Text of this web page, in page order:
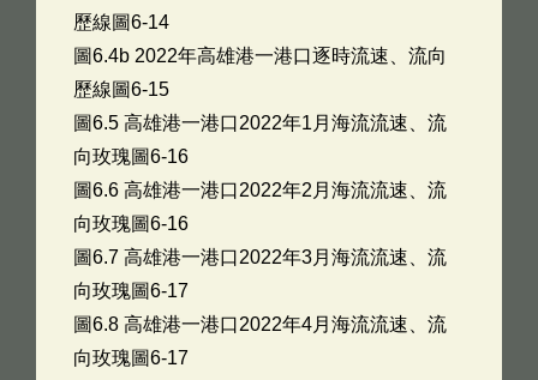
歷線圖6-14
圖6.4b 2022年高雄港一港口逐時流速、流向
歷線圖6-15
圖6.5 高雄港一港口2022年1月海流流速、流
向玫瑰圖6-16
圖6.6 高雄港一港口2022年2月海流流速、流
向玫瑰圖6-16
圖6.7 高雄港一港口2022年3月海流流速、流
向玫瑰圖6-17
圖6.8 高雄港一港口2022年4月海流流速、流
向玫瑰圖6-17